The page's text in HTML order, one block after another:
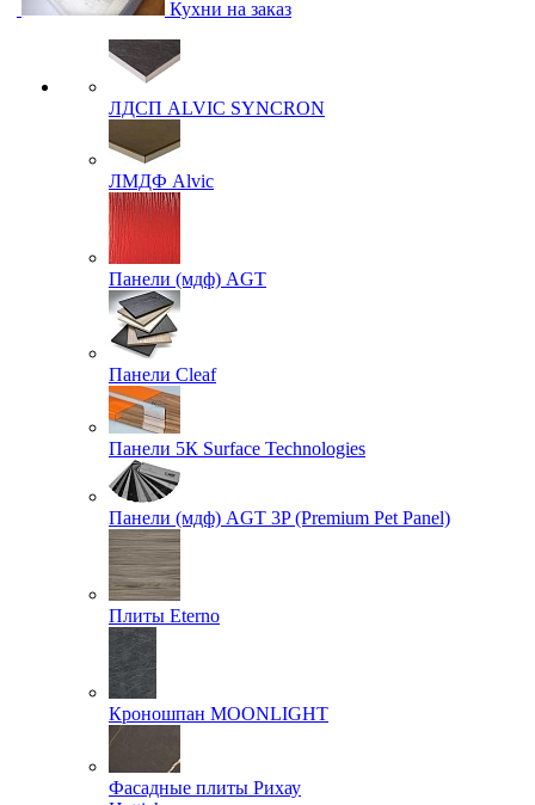
Кухни на заказ
ЛДСП ALVIC SYNCRON
ЛМДФ Alvic
Панели (мдф) AGT
Панели Cleaf
Панели 5К Surface Technologies
Панели (мдф) AGT 3P (Premium Pet Panel)
Плиты Eterno
Кроношпан MOONLIGHT
Фасадные плиты Рихау